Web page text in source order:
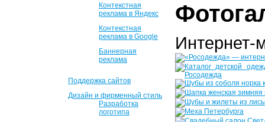
Контекстная
реклама в Яндекс
Контекстная
реклама в Google
Баннерная
реклама
Поддержка сайтов
Дизайн и фирменный стиль
Разработка
логотипа
Интернет-